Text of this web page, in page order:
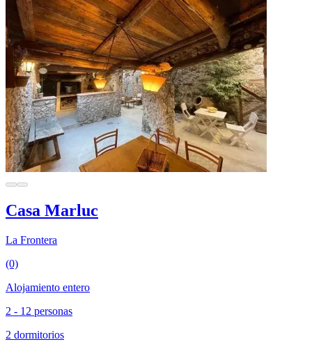
Casa Marluc
La Frontera
(0)
Alojamiento entero
2 - 12 personas
2 dormitorios